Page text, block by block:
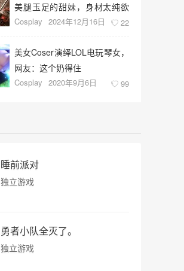
美腿玉足的甜妹，身材太纯欲
了
Cosplay 2024年12月16日 22
美女Coser演绎LOL电玩琴女，
网友：这个奶得住
Cosplay 2020年9月6日 99
睡前派对
独立游戏
勇者小队全灭了。
独立游戏